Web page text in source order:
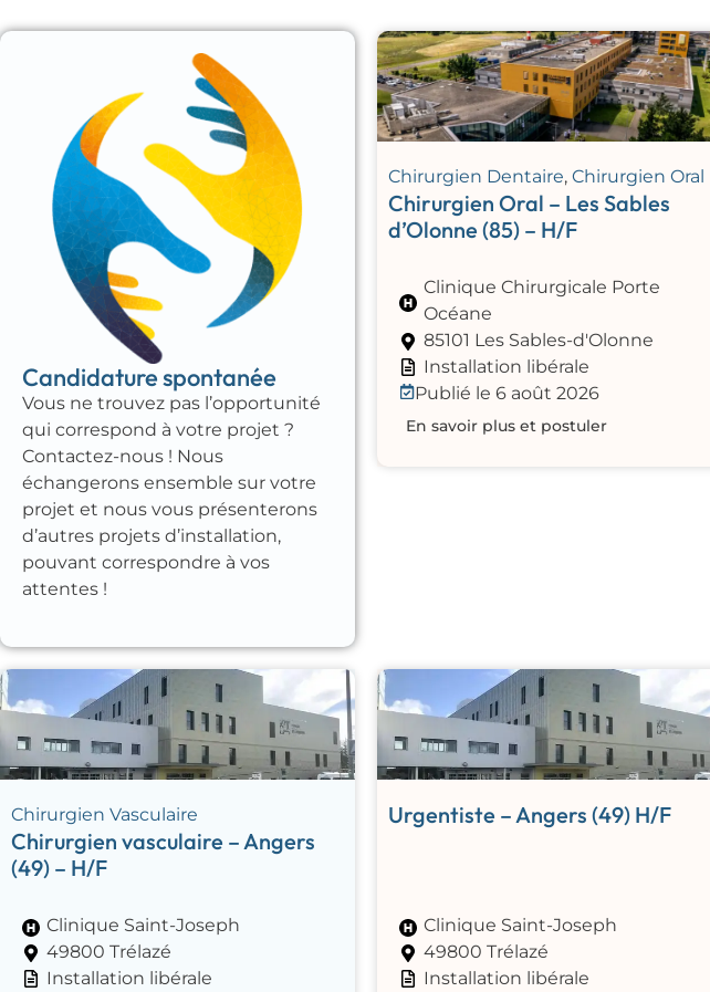
Candidature spontanée
Vous ne trouvez pas l’opportunité
qui correspond à votre projet ?
Contactez-nous ! Nous
échangerons ensemble sur votre
projet et nous vous présenterons
d’autres projets d’installation,
pouvant correspondre à vos
attentes !
Chirurgien Dentaire, Chirurgien Oral
Chirurgien Oral – Les Sables
d’Olonne (85) – H/F
Clinique Chirurgicale Porte
Océane
85101 Les Sables-d'Olonne
Installation libérale
Publié le 6 août 2026
En savoir plus et postuler
Chirurgien Vasculaire
Chirurgien vasculaire – Angers
(49) – H/F
Clinique Saint-Joseph
49800 Trélazé
Installation libérale
Urgentiste – Angers (49) H/F
Clinique Saint-Joseph
49800 Trélazé
Installation libérale